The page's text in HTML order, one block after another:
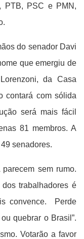
PTB, PSC e PMN,
do senador Davi
que emergiu de
da Casa
contará com sólida
será mais fácil
81 membros. A
senadores.
sem rumo.
trabalhadores é
convence. Perde
quebrar o Brasil”.
Votarão a favor